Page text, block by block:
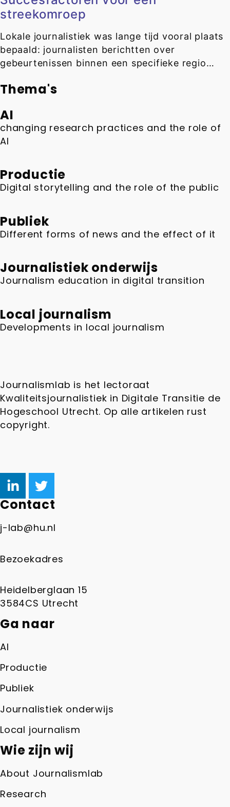
streekomroep
Lokale journalistiek was lange tijd vooral plaats
bepaald: journalisten berichtten over
gebeurtenissen binnen een specifieke regio…
Thema's
AI
changing research practices and the role of
AI
Productie
Digital storytelling and the role of the public
Publiek
Different forms of news and the effect of it
Journalistiek onderwijs
Journalism education in digital transition
Local journalism
Developments in local journalism
Journalismlab is het lectoraat
Kwaliteitsjournalistiek in Digitale Transitie de
Hogeschool Utrecht. Op alle artikelen rust
copyright.
Contact
j-lab@hu.nl
Bezoekadres
Heidelberglaan 15
3584CS Utrecht
Ga naar
AI
Productie
Publiek
Journalistiek onderwijs
Local journalism
Wie zijn wij
About Journalismlab
Research